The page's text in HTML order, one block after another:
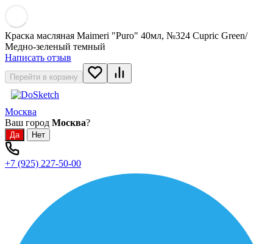
Краска масляная Maimeri "Puro" 40мл, №324 Cupric Green/
Медно-зеленый темный
Написать отзыв
Перейти в корзину
Москва
Ваш город Москва?
+7 (925) 227-50-00